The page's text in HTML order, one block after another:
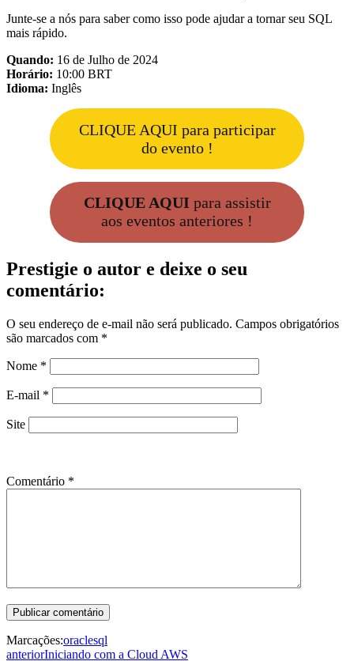
Junte-se a nós para saber como isso pode ajudar a tornar seu SQL
mais rápido.
Quando: 16 de Julho de 2024
Horário: 10:00 BRT
Idioma: Inglês
CLIQUE AQUI para participar
do evento !
CLIQUE AQUI para assistir
aos eventos anteriores !
Prestigie o autor e deixe o seu
comentário:
O seu endereço de e-mail não será publicado. Campos obrigatórios
são marcados com *
Nome *
E-mail *
Site
Comentário *
Marcações:oraclesql
anteriorIniciando com a Cloud AWS